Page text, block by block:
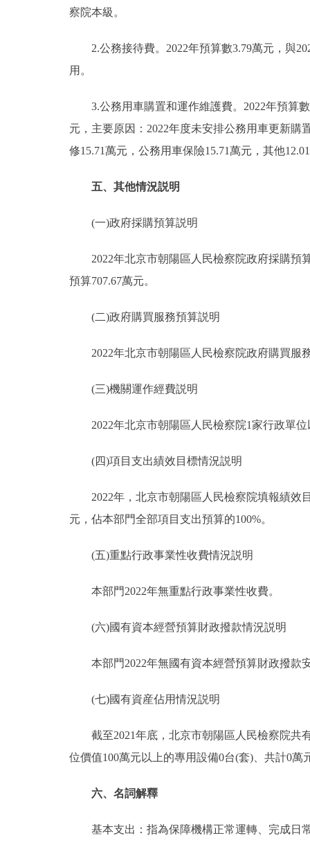
察院本級。
2.公務接待費。2022年預算數3.79萬元，與
用。
3.公務用車購置和運作維護費。2022年預算數
元，主要原因：2022年度未安排公務用車更新購
修15.71萬元，公務用車保險15.71萬元，其他
五、其他情況説明
(一)政府採購預算説明
2022年北京市朝陽區人民檢察院政府採購預算
預算707.67萬元。
(二)政府購買服務預算説明
2022年北京市朝陽區人民檢察院政府購買服
(三)機關運作經費説明
2022年北京市朝陽區人民檢察院1家行政單位
(四)項目支出績效目標情況説明
2022年，北京市朝陽區人民檢察院填報績效目
元，佔本部門全部項目支出預算的100%。
(五)重點行政事業性收費情況説明
本部門2022年無重點行政事業性收費。
(六)國有資本經營預算財政撥款情況説明
本部門2022年無國有資本經營預算財政撥款
(七)國有資産佔用情況説明
截至2021年底，北京市朝陽區人民檢察院共有
位價值100萬元以上的專用設備0台(套)、共計0萬
六、名詞解釋
基本支出：指為保障機構正常運轉、完成日